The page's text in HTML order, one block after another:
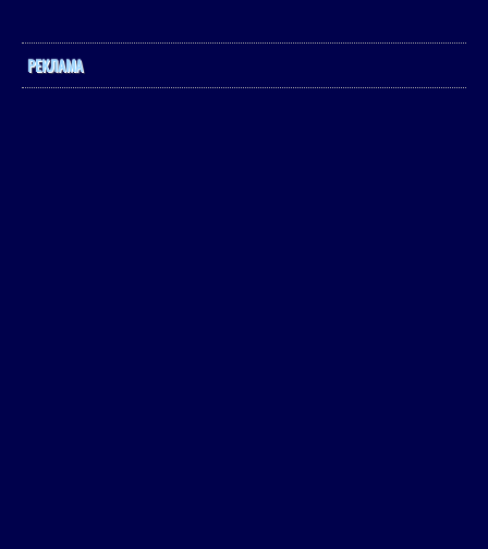
РЕКЛАМА